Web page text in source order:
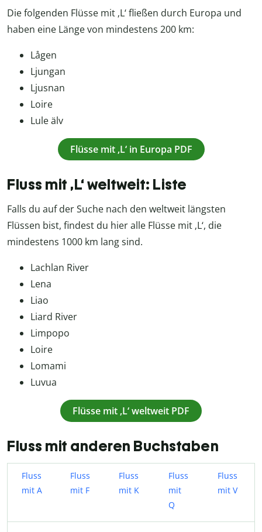
Die folgenden Flüsse mit ‚L‘ fließen durch Europa und
haben eine Länge von mindestens 200 km:
Lågen
Ljungan
Ljusnan
Loire
Lule älv
Flüsse mit ‚L‘ in Europa PDF
Fluss mit ‚L‘ weltweit: Liste
Falls du auf der Suche nach den weltweit längsten
Flüssen bist, findest du hier alle Flüsse mit ‚L‘, die
mindestens 1000 km lang sind.
Lachlan River
Lena
Liao
Liard River
Limpopo
Loire
Lomami
Luvua
Flüsse mit ‚L‘ weltweit PDF
Fluss mit anderen Buchstaben
Fluss
mit A
Fluss
mit F
Fluss
mit K
Fluss
mit
Q
Fluss
mit V